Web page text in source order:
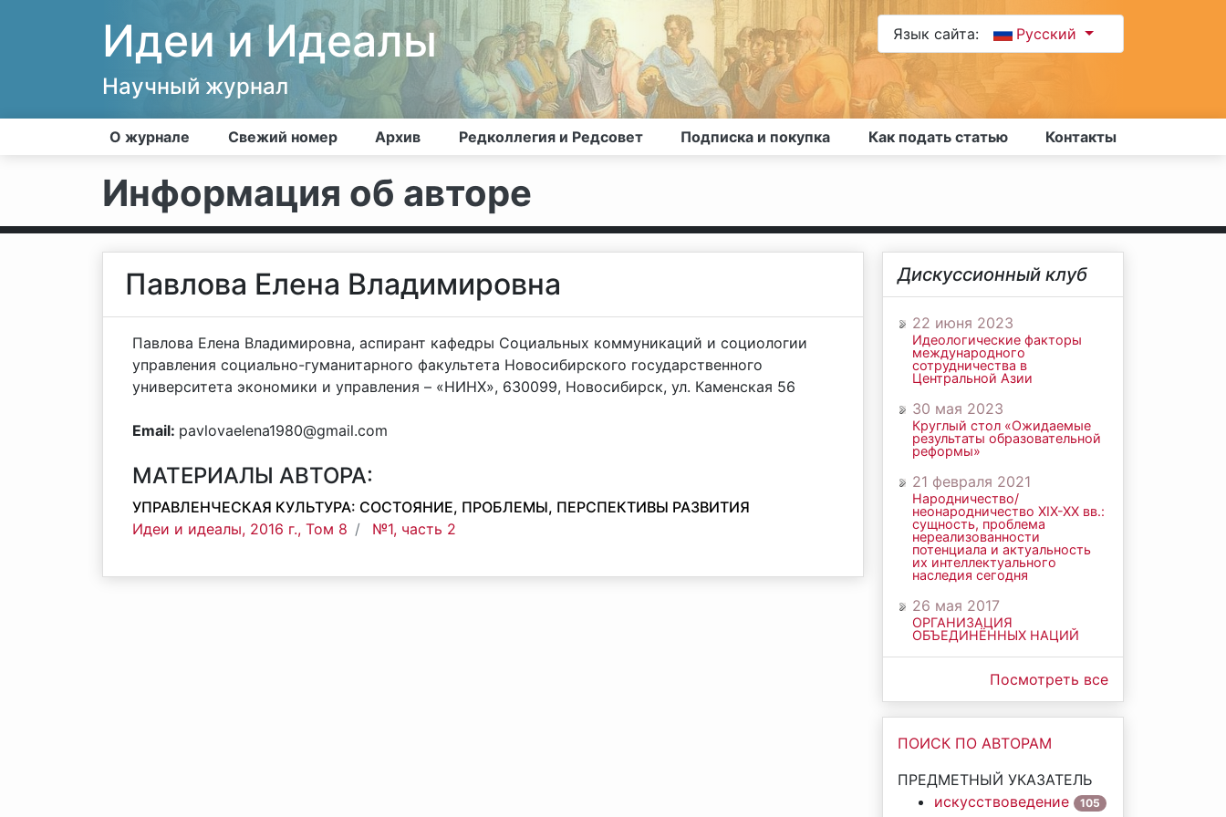
Идеи и Идеалы
Научный журнал
Язык сайта: Русский
О журнале Свежий номер Архив Редколлегия и Редсовет Подписка и покупка Как подать статью Контакты
Информация об авторе
Павлова Елена Владимировна
Павлова Елена Владимировна, аспирант кафедры Социальных коммуникаций и социологии
управления социально-гуманитарного факультета Новосибирского государственного
университета экономики и управления – «НИНХ», 630099, Новосибирск, ул. Каменская 56
Email: pavlovaelena1980@gmail.com
МАТЕРИАЛЫ АВТОРА:
УПРАВЛЕНЧЕСКАЯ КУЛЬТУРА: СОСТОЯНИЕ, ПРОБЛЕМЫ, ПЕРСПЕКТИВЫ РАЗВИТИЯ
Идеи и идеалы, 2016 г., Том 8
№1, часть 2
Дискуссионный клуб
22 июня 2023
Идеологические факторы
международного
сотрудничества в
Центральной Азии
30 мая 2023
Круглый стол «Ожидаемые
результаты образовательной
реформы»
21 февраля 2021
Народничество/
неонародничество ХIХ-ХХ вв.:
сущность, проблема
нереализованности
потенциала и актуальность
их интеллектуального
наследия сегодня
26 мая 2017
ОРГАНИЗАЦИЯ
ОБЪЕДИНЁННЫХ НАЦИЙ
Посмотреть все
ПОИСК ПО АВТОРАМ
ПРЕДМЕТНЫЙ УКАЗАТЕЛЬ
искусствоведение
105